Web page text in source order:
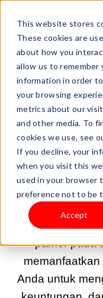
This website stores
These cookies are
about how you
allow us to remember
information in order
your browsing
metrics about our
and other media. To
cookies we use, see
If you decline, your
when you visit this
used in your browser
preference not to be
Accept
2025 MEI 21
Apakah
Day
solusi e-
Apakah
pamor pada
Anda untuk